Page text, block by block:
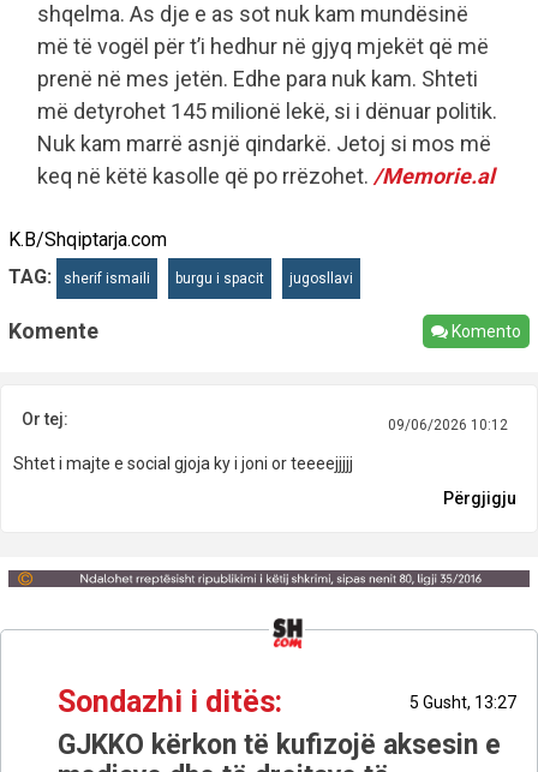
shqelma. As dje e as sot nuk kam mundësinë
më të vogël për t’i hedhur në gjyq mjekët që më
prenë në mes jetën. Edhe para nuk kam. Shteti
më detyrohet 145 milionë lekë, si i dënuar politik.
Nuk kam marrë asnjë qindarkë. Jetoj si mos më
keq në këtë kasolle që po rrëzohet. /Memorie.al
K.B/Shqiptarja.com
TAG:
sherif ismaili burgu i spacit jugosllavi
Komente Komento
Or tej: 09/06/2026 10:12
Shtet i majte e social gjoja ky i joni or teeeejjjjj
Përgjigju
Sondazhi i ditës: 5 Gusht, 13:27
GJKKO kërkon të kufizojë aksesin e